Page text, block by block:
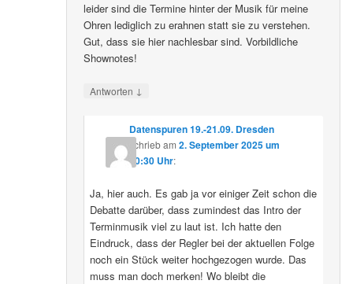
leider sind die Termine hinter der Musik für meine
Ohren lediglich zu erahnen statt sie zu verstehen.
Gut, dass sie hier nachlesbar sind. Vorbildliche
Shownotes!
Antworten ↓
Datenspuren 19.-21.09. Dresden
schriebam 2. September 2025 um
10:30 Uhr:
Ja, hier auch. Es gab ja vor einiger Zeit schon die
Debatte darüber, dass zumindest das Intro der
Terminmusik viel zu laut ist. Ich hatte den
Eindruck, dass der Regler bei der aktuellen Folge
noch ein Stück weiter hochgezogen wurde. Das
muss man doch merken! Wo bleibt die